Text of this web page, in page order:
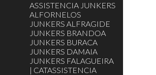
ASSISTENCIA JUNKERS
ALFORNELOS
JUNKERS ALFRAGIDE
JUNKERS BRANDOA
JUNKERS BURACA
JUNKERS DAMAIA
JUNKERS FALAGUEIRA
| CATASSISTENCIA